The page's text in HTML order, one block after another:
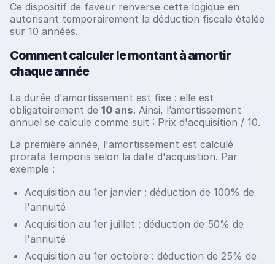
Ce dispositif de faveur renverse cette logique en
autorisant temporairement la déduction fiscale étalée
sur 10 années.
Comment calculer le montant à amortir
chaque année
La durée d'amortissement est fixe : elle est
obligatoirement de 10 ans. Ainsi, l’amortissement
annuel se calcule comme suit : Prix d'acquisition / 10.
La première année, l'amortissement est calculé
prorata temporis selon la date d'acquisition. Par
exemple :
Acquisition au 1er janvier : déduction de 100% de
l'annuité
Acquisition au 1er juillet : déduction de 50% de
l'annuité
Acquisition au 1er octobre : déduction de 25% de